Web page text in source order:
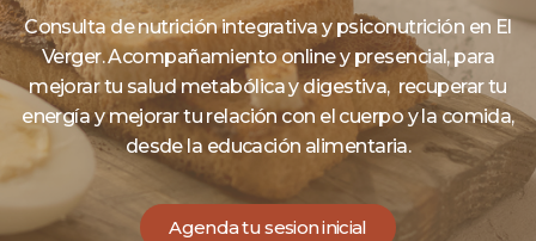
Consulta de nutrición integrativa y psiconutrición en El
Verger. Acompañamiento online y presencial, para
mejorar tu salud metabólica y digestiva, recuperar tu
energía y mejorar tu relación con el cuerpo y la comida,
desde la educación alimentaria.
Agenda tu sesion inicial